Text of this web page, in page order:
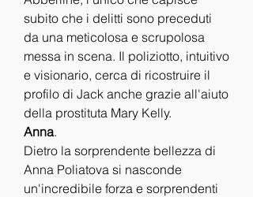
subito che i delitti sono preceduti
da una meticolosa e scrupolosa
messa in scena. Il poliziotto, intuitivo
e visionario, cerca di ricostruire il
profilo di Jack anche grazie all'aiuto
della prostituta Mary Kelly.
Anna.
Dietro la sorprendente bellezza di
Anna Poliatova si nasconde
un'incredibile forza e sorprendenti